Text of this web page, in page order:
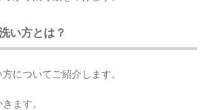
い方とは？
についてご紹介します。
ます。